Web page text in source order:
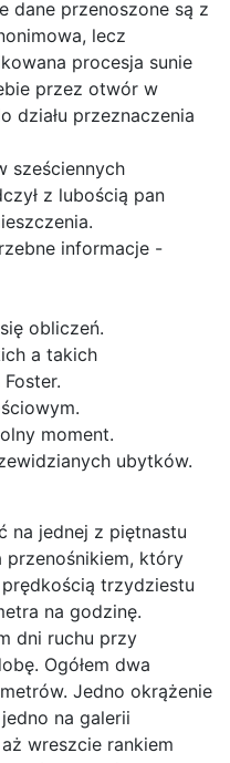
dane przenoszone są z
lecz
procesja sunie
przez otwór w
działu przeznaczenia
sześciennych
z lubością pan
informacje -
obliczeń.
a takich
moment.
ubytków.
na jednej z piętnastu
przenośnikiem, który
prędkością trzydziestu
na godzinę.
dni ruchu przy
Ogółem dwa
Jedno okrążenie
na galerii
wreszcie rankiem